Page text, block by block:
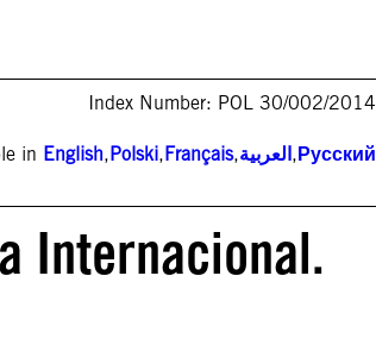
Index Number: POL 30/002/2014
in English,Polski,Français,العربية,Русский
Internacional.